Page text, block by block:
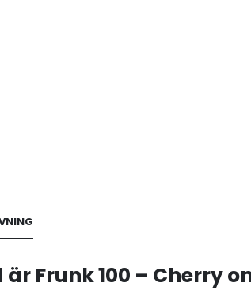
är Frunk 100 – Cherry